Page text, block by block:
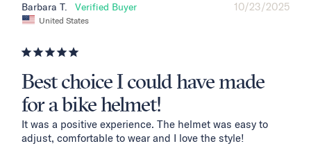
10/23/2025
Barbara T.
United States
Best choice I could have made
for a bike helmet!
It was a positive experience. The helmet was easy to
adjust, comfortable to wear and I love the style!